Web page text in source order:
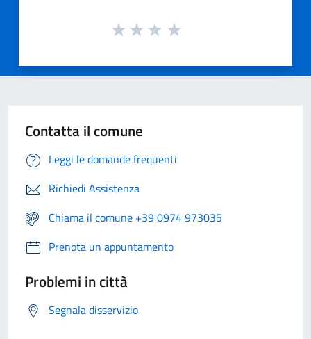
Contatta il comune
Leggi le domande frequenti
Richiedi Assistenza
Chiama il comune +39 0974 973035
Prenota un appuntamento
Problemi in città
Segnala disservizio